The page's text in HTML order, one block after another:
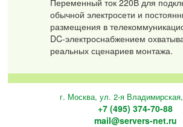
Переменный ток 220В для
обычной электросети и
размещения в
DC-электроснабжением
реальных сценариев монтажа.
г. Москва, ул. 2-я
+7 (495) 374-70-88
mail@servers-net.ru